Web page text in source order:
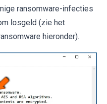
ransomware-infecties
losgeld (zie het
hieronder).